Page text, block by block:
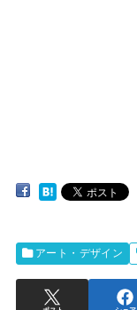
アート・デザイン